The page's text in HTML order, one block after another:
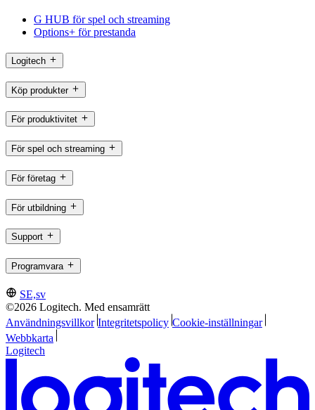
G HUB för spel och streaming
Options+ för prestanda
Logitech
Köp produkter
För produktivitet
För spel och streaming
För företag
För utbildning
Support
Programvara
SE,sv
©2026 Logitech. Med ensamrätt
Användningsvillkor Integritetspolicy Cookie-inställningar
Webbkarta
Logitech